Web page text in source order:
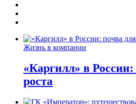
Жизнь в компании
«Каргилл» в
роста